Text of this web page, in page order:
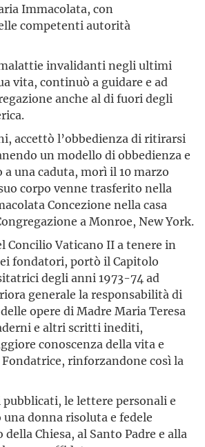
Immacolata, con
competenti autorità
invalidanti negli ultimi
vita, continuò a guidare e ad
anche al di fuori degli
accettò l’obbedienza di ritirarsi
un modello di obbedienza e
una caduta, morì il 10 marzo
corpo venne trasferito nella
Concezione nella casa
a Monroe, New York.
Concilio Vaticano II a tenere in
fondatori, portò il Capitolo
degli anni 1973-74 ad
generale la responsabilità di
opere di Madre Maria Teresa
e altri scritti inediti,
conoscenza della vita e
rinforzandone così la
le lettere personali e
donna risoluta e fedele
Chiesa, al Santo Padre e alla